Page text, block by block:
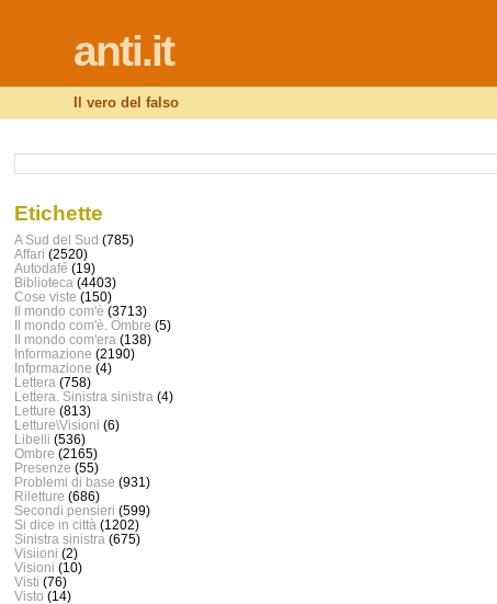
anti.it
Il vero del falso
Etichette
A Sud del Sud (785)
Affari (2520)
Autodafé (19)
Biblioteca (4403)
Cose viste (150)
Il mondo com'è (3713)
Il mondo com'è. Ombre (5)
Il mondo com'era (138)
Informazione (2190)
Infprmazione (4)
Lettera (758)
Lettera. Sinistra sinistra (4)
Letture (813)
Letture\Visioni (6)
Libelli (536)
Ombre (2165)
Presenze (55)
Problemi di base (931)
Riletture (686)
Secondi pensieri (599)
Si dice in città (1202)
Sinistra sinistra (675)
Visiioni (2)
Visioni (10)
Visti (76)
Visto (14)